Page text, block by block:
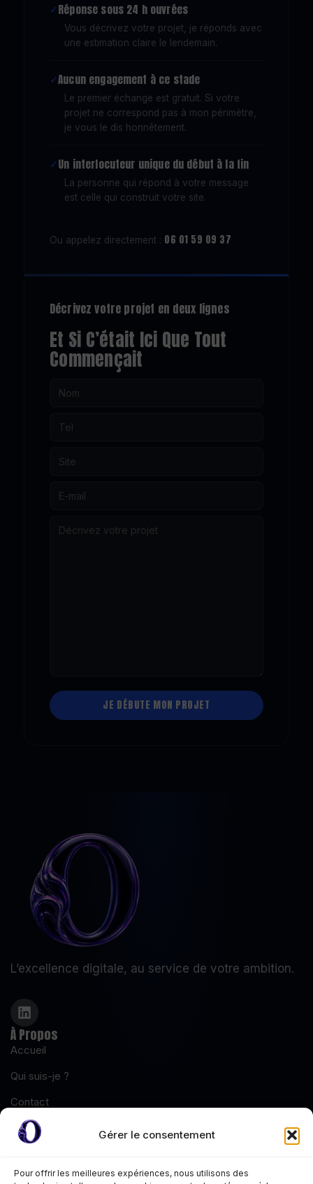
Gérer le consentement
Pour offrir les meilleures expériences, nous utilisons des
Réponse sous 24 h ouvrées
Vous décrivez votre projet, je réponds avec
une estimation claire le lendemain.
Aucun engagement à ce stade
Le premier échange est gratuit. Si votre
projet ne correspond pas à mon périmètre,
je vous le dis honnêtement.
Un interlocuteur unique du début à la fin
La personne qui répond à votre message
est celle qui construit votre site.
Ou appelez directement : 06 01 59 09 37
Décrivez votre projet en deux lignes
Et Si C’était Ici Que Tout
Commençait
L’excellence digitale, au service de votre ambition.
À Propos
Accueil
Qui suis-je ?
Contact
Tarifs
Mentions Légales